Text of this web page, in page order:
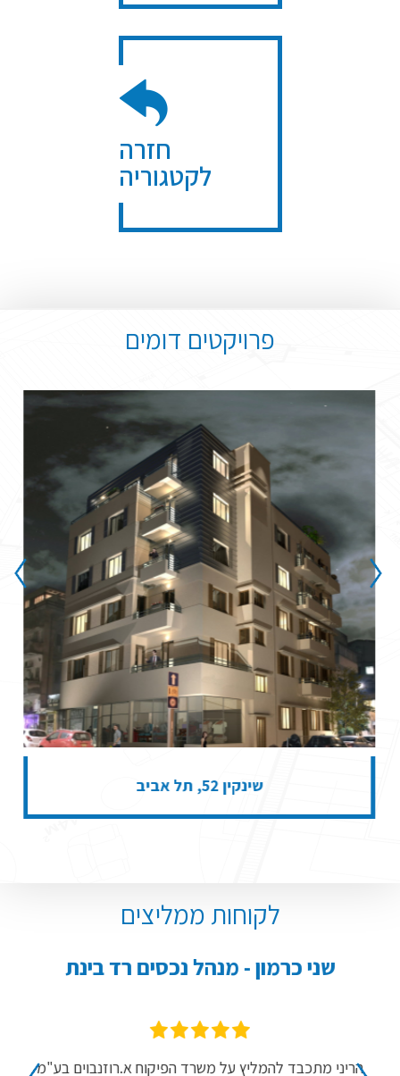
חזרה
לקטגוריה
פרויקטים דומים
שינקין 52, תל אביב
לקוחות ממליצים
שני כרמון - מנהל נכסים רד בינת
הריני מתכבד להמליץ על משרד הפיקוח א.רוזנבוים בע"מ